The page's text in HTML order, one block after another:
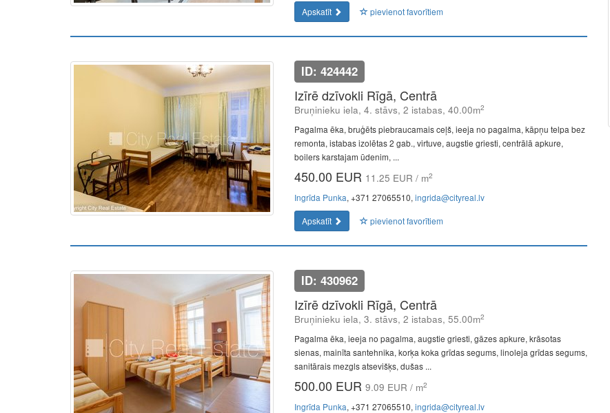
Apskatīt
pievienot favorītiem
ID: 424442
Izīrē dzīvokli Rīgā, Centrā
Bruņinieku iela, 4. stāvs, 2 istabas, 40.00m2
Pagalma ēka, bruģēts piebraucamais ceļš, ieeja no pagalma, kāpņu telpa bez
remonta, istabas izolētas 2 gab., virtuve, augstie griesti, centrālā apkure,
boilers karstajam ūdenim, ...
450.00 EUR 11.25 EUR / m2
Ingrīda Punka, +371 27065510, ingrida@cityreal.lv
Apskatīt
pievienot favorītiem
ID: 430962
Izīrē dzīvokli Rīgā, Centrā
Bruņinieku iela, 3. stāvs, 2 istabas, 55.00m2
Pagalma ēka, ieeja no pagalma, augstie griesti, gāzes apkure, krāsotas
sienas, mainīta santehnika, korķa koka grīdas segums, linoleja grīdas segums,
sanitārais mezgls atsevišķs, dušas ...
500.00 EUR 9.09 EUR / m2
Ingrīda Punka, +371 27065510, ingrida@cityreal.lv